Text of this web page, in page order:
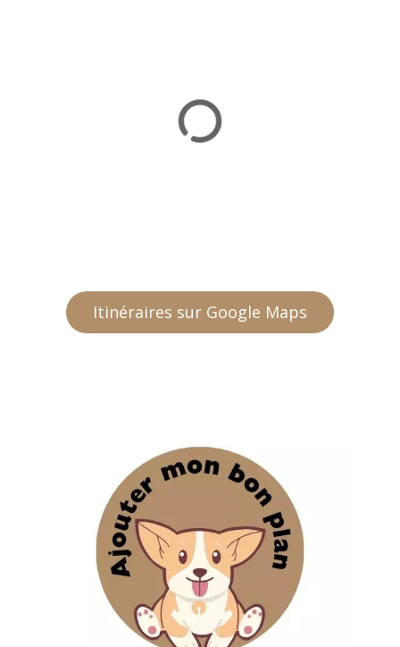
Itinéraires sur Google Maps